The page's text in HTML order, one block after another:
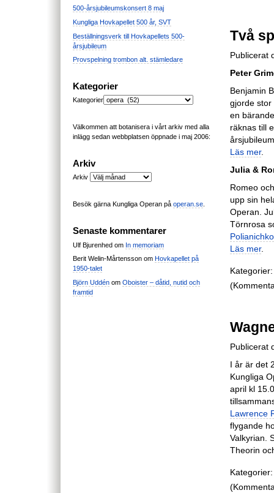
500-årsjubileumskonsert 8 maj
Kungliga Hovkapellet 500 år, SVT
Beställningsverk till Hovkapellets 500-
årsjubileum
Provspelning trombon alt. stämledare
Kategorier
Kategorier
Välkommen att botanisera i vårt arkiv med alla
inlägg sedan webbplatsen öppnade i maj 2006:
Arkiv
Arkiv
Besök gärna Kungliga Operan på operan.se
Senaste kommentarer
Ulf Bjurenhed om In memoriam
Berit Welin-Mårtensson om Hovkapellet på
1950-talet
Björn Uddén om Oboister – dåtid, nutid och
framtid
Två
Publicerat
Peter
Benjamin
gjorde stor
en
räknas till
Läs mer.
Julia &
Romeo
upp sin
Operan.
Törnrosa
Polianichko
Läs mer.
Kategorier:
Publicerat
I år är det
Kungliga
april kl
Lawrence
flygande
Valkyrian.
Theorin
Kategorier: